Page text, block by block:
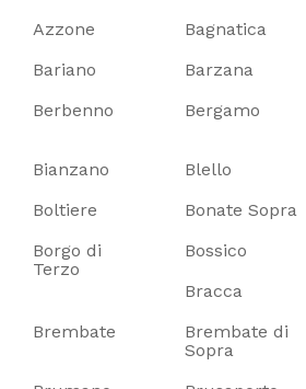
Azzone
Bagnatica
Bariano
Barzana
Berbenno
Bergamo
Bianzano
Blello
Boltiere
Bonate Sopra
Borgo di
Terzo
Bossico
Bracca
Brembate
Brembate di
Sopra